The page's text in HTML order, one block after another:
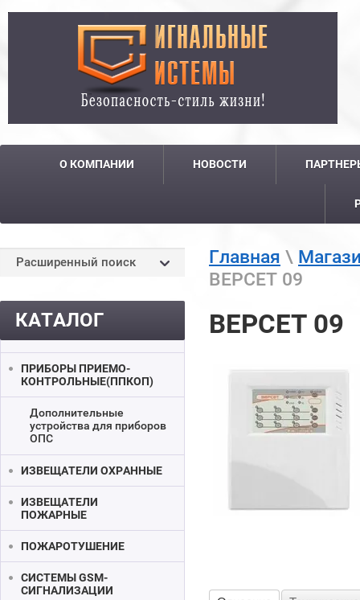
О КОМПАНИИ НОВОСТИ
Расширенный поиск
КАТАЛОГ
ПРИБОРЫ ПРИЕМО-
КОНТРОЛЬНЫЕ(ППКОП)
Дополнительные
устройства для приборов
ОПС
ИЗВЕЩАТЕЛИ ОХРАННЫЕ
ИЗВЕЩАТЕЛИ
ПОЖАРНЫЕ
ПОЖАРОТУШЕНИЕ
СИСТЕМЫ GSM-
СИГНАЛИЗАЦИИ
Главная \
ВЕРСЕТ 09
ВЕРСЕТ 09